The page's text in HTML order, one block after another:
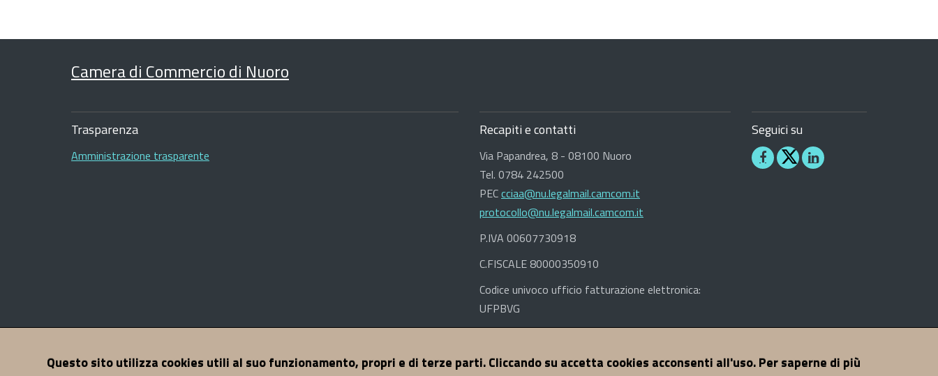
Camera di Commercio di Nuoro
Sezione
Footer
Trasparenza
Amministrazione trasparente
Recapiti e contatti
Via Papandrea, 8 - 08100 Nuoro
Tel. 0784 242500
PECcciaa@nu.legalmail.camcom.it
protocollo@nu.legalmail.camcom.it
P.IVA 00607730918
C.FISCALE 80000350910
Codice univoco ufficio fatturazione elettronica:
UFPBVG
Seguici su
Seguici
Seguici
Sezione
Contatti Mappa del sito Note legali Privacy Accessibilità Dichiarazione di Accessibilità Credits © 2017 CCIAA di Nuoro - Tutti i diritti riservati
Questo sito utilizza cookies utili al suo funzionamento, propri e di terze parti. Cliccando su accetta cookies acconsenti all'uso. Per saperne di più